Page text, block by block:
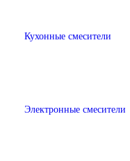
Кухонные смесители
Электронные смесители